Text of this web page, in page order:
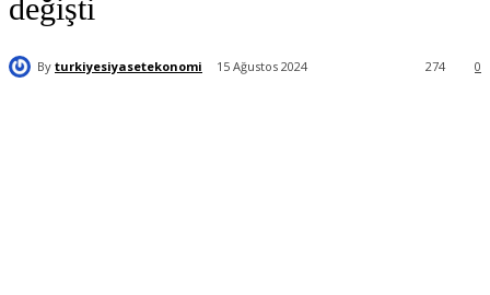
değişti
By turkiyesiyasetekonomi 15 Ağustos 2024 0
274